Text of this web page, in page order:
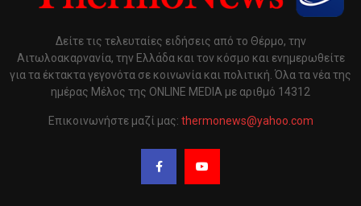
Δείτε τις τελευταίες ειδήσεις από το Θέρμο, την
Αιτωλοακαρνανία, την Ελλάδα και τον κόσμο και ενημερωθείτε
για τα έκτακτα γεγονότα σε κοινωνία και πολιτική. Όλα τα νέα της
ημέρας Μέλος της ONLINE MEDIA με αριθμό 14312
Επικοινωνήστε μαζί μας: thermonews@yahoo.com